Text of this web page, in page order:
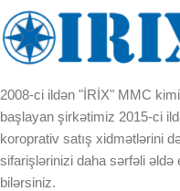
2008-ci ildən "İRİX" MMC
başlayan şirkətimiz 2015-ci
koroprativ satış xidmətlərini
sifarişlərinizi daha sərfəli
bilərsiniz.